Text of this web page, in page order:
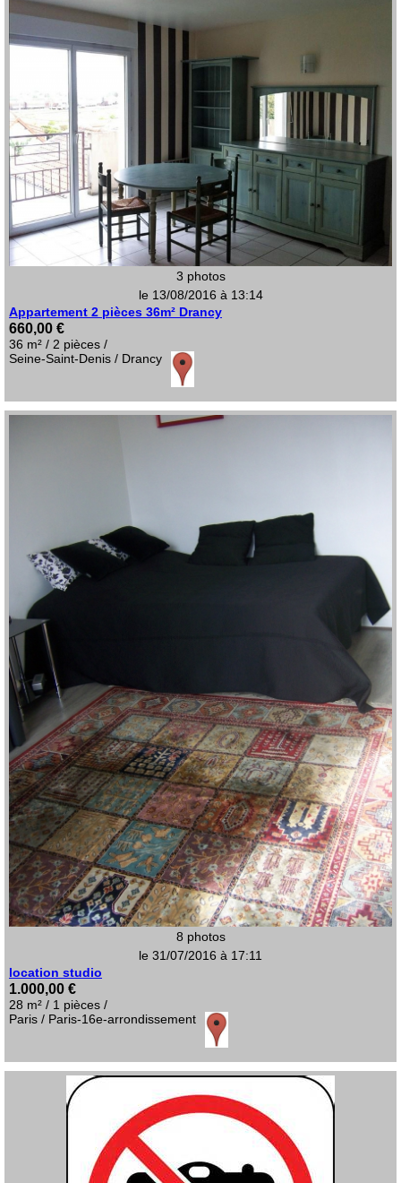
3 photos
le 13/08/2016 à 13:14
Appartement 2 pièces 36m² Drancy
660,00 €
36 m² / 2 pièces /
Seine-Saint-Denis / Drancy
8 photos
le 31/07/2016 à 17:11
location studio
1.000,00 €
28 m² / 1 pièces /
Paris / Paris-16e-arrondissement